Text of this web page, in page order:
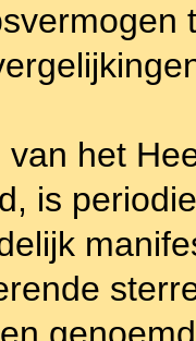
het
is